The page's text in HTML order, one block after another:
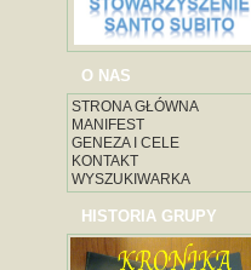
O NAS
STRONA GŁÓWNA
MANIFEST
GENEZA I CELE
KONTAKT
WYSZUKIWARKA
HISTORIA GRUPY